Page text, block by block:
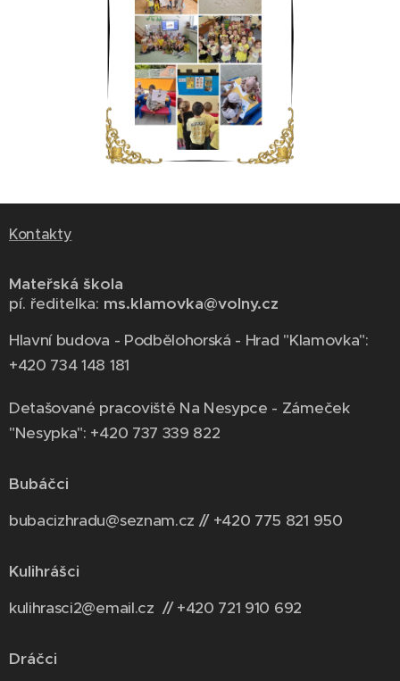
Kontakty
Mateřská škola
pí. ředitelka: ms.klamovka@volny.cz
Hlavní budova - Podbělohorská - Hrad "Klamovka":
+420 734 148 181
Detašované pracoviště Na Nesypce - Zámeček
"Nesypka": +420 737 339 822
Bubáčci
bubacizhradu@seznam.cz // +420 775 821 950
Kulihrášci
kulihrasci2@email.cz // +420 721 910 692
Dráčci